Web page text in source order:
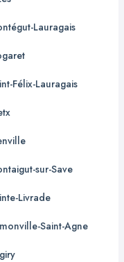
Lauragais
Félix-Lauragais
sur-Save
Livrade
Saint-Agne